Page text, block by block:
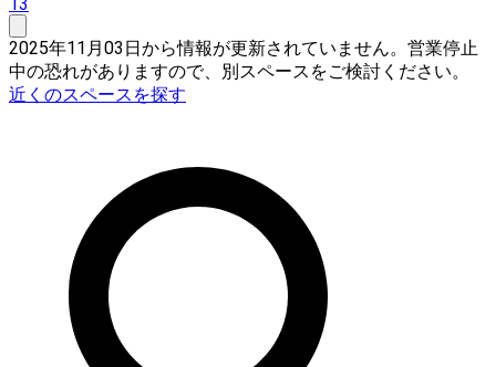
2025年11月03日から情報が更新されていません。営業停止
中の恐れがありますので、別スペースをご検討ください。
近くのスペースを探す